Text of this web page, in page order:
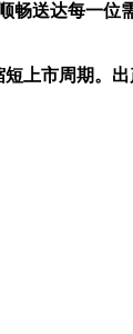
达每一位
市周期。出